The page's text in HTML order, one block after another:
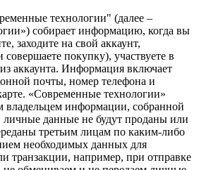
технологии" (далее –
собирает информацию, когда вы
заходите на свой аккаунт,
совершаете покупку), участвуете в
аккаунта. Информация включает
почты, номер телефона и
«Современные технологии»
владельцем информации, собранной
данные не будут проданы или
третьим лицам по каким-либо
необходимых данных для
транзакции, например, при отправке